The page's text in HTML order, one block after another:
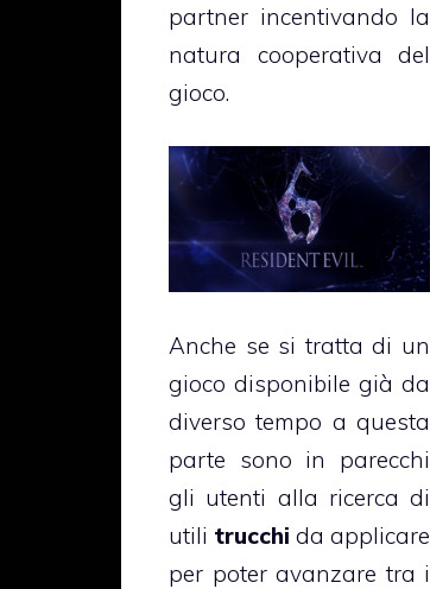
partner incentivando la
natura cooperativa del
gioco.
Anche se si tratta di un
gioco disponibile già da
diverso tempo a questa
parte sono in parecchi
gli utenti alla ricerca di
utili trucchi da applicare
per poter avanzare tra i